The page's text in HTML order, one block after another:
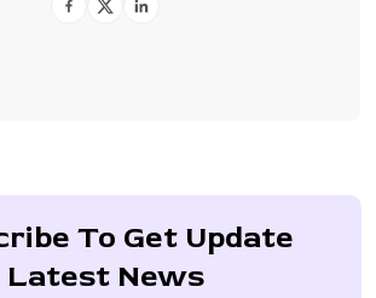
To Get Update
Latest News